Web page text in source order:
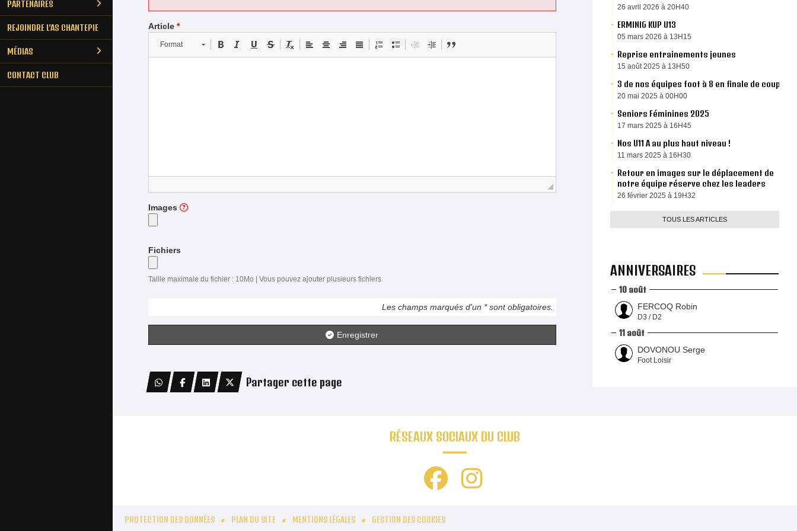
PARTENAIRES
REJOINDRE L'AS CHANTEPIE
MÉDIAS
CONTACT CLUB
Article *
Format
Images
Fichiers
Taille maximale du fichier : 10Mo | Vous pouvez ajouter plusieurs fichiers
Les champs marqués d'un * sont obligatoires.
Enregistrer
Partager cette page
26 avril 2026 à 20H40
ERMINIG KUP U13
05 mars 2026 à 13H15
Reprise entrainements jeunes
15 août 2025 à 13H50
3 de nos équipes foot à 8 en finale de coupe
20 mai 2025 à 00H00
Seniors Féminines 2025
17 mars 2025 à 16H45
Nos U11 A au plus haut niveau !
11 mars 2025 à 16H30
Retour en images sur le déplacement de
notre équipe réserve chez les leaders
26 février 2025 à 19H32
TOUS LES ARTICLES
ANNIVERSAIRES
10 août
FERCOQ Robin
D3 / D2
11 août
DOVONOU Serge
Foot Loisir
RÉSEAUX SOCIAUX DU CLUB
PROTECTION DES DONNÉES PLAN DU SITE MENTIONS LÉGALES GESTION DES COOKIES